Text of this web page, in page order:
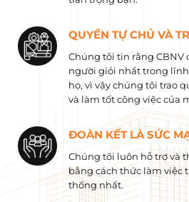
QUYỀN TỰ CHỦ VÀ
Chúng tôi tin rằng
người giỏi nhất trong
họ, vì vậy chúng tôi trao
và làm tốt công việc của
ĐOÀN KẾT LÀ SỨC
Chúng tôi luôn hỗ trợ và
bằng cách thức làm việc
thống nhất.